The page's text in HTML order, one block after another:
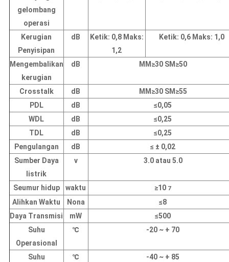
gelombang
operasi
Kerugian
Penyisipan
dB
Ketik: 0,8 Maks:
1,2
Ketik: 0,6 Maks: 1,0
Mengembalikan
kerugian
dB MM≥30 SM≥50
Crosstalk dB
MM≥30 SM≥55
PDL
dB
≤0,05
WDL
dB
≤0,25
TDL
dB
≤0,25
Pengulangan
dB
≤ ± 0,02
Sumber Daya
listrik
v 3.0 atau 5.0
Seumur hidup waktu ≥10 7
Alihkan Waktu Nona
≤8
Daya Transmisi
mW
≤500
Suhu
Operasional
℃ -20 ~ + 70
Suhu
℃ -40 ~ + 85